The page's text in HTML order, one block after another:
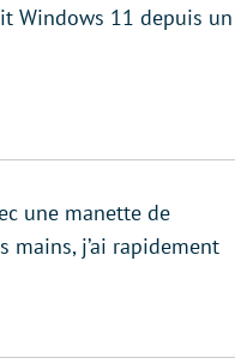
Windows 11 depuis un
une manette de
mains, j’ai rapidement